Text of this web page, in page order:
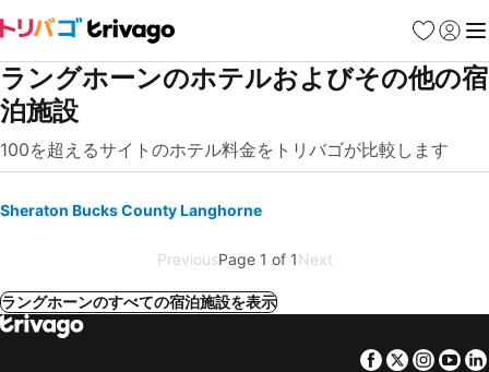
お気に入り
ログイ
メ
ラングホーンのホテルおよびその他の宿
泊施設
100を超えるサイトのホテル料金をトリバゴが比較します
Sheraton Bucks County Langhorne
PreviousPage 1 of 1Next
ラングホーンのすべての宿泊施設を表示
Facebook
Twitter